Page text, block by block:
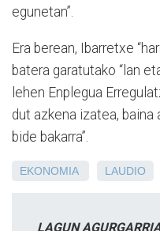
egunetan”.
Era berean, Ibarretxe
batera garatutako “lan
lehen Enplegua
dut azkena izatea, baina
bide bakarra”.
EKONOMIA LAUDIO
LAGUN